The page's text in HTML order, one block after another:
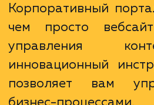
впечатление о вашей
прозрачность и
и партнеров.